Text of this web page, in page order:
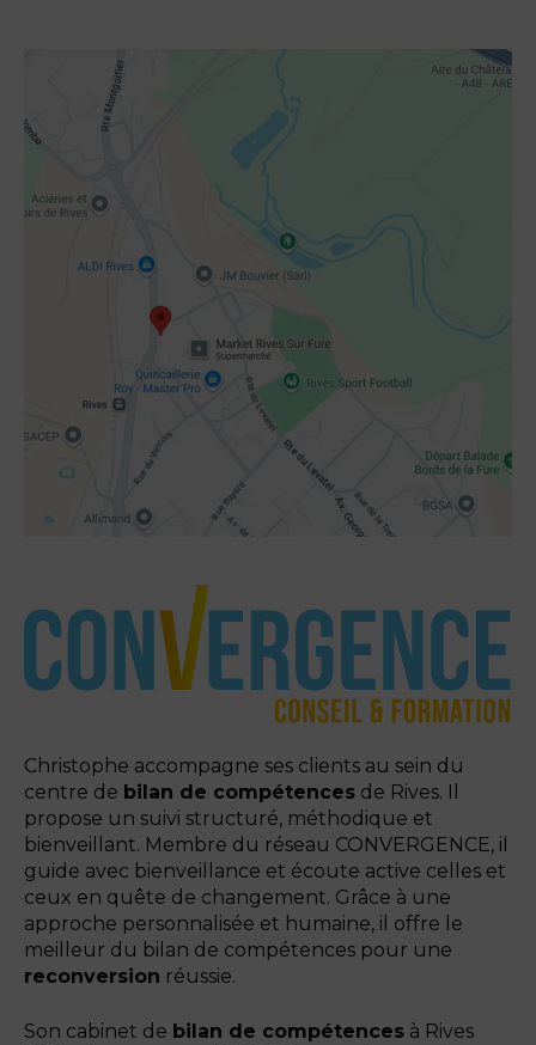
Christophe accompagne ses clients au sein du
centre de bilan de compétences de Rives. Il
propose un suivi structuré, méthodique et
bienveillant. Membre du réseau CONVERGENCE, il
guide avec bienveillance et écoute active celles et
ceux en quête de changement. Grâce à une
approche personnalisée et humaine, il offre le
meilleur du bilan de compétences pour une
reconversion réussie.
Son cabinet de bilan de compétences à Rives